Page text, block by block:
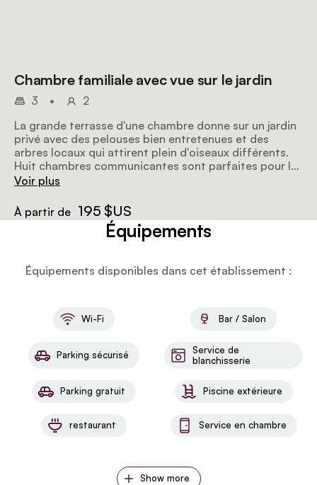
Chambre familiale avec vue sur le jardin
3 •
2
La grande terrasse d'une chambre donne sur un jardin
privé avec des pelouses bien entretenues et des
arbres locaux qui attirent plein d'oiseaux différents.
Huit chambres communicantes sont parfaites pour les
familles ou les groupes qui voyagent ensemble, ce qui
Voir plus
À partir de 195 $US
Équipements
Équipements disponibles dans cet établissement :
Wi-Fi Bar / Salon
Parking sécurisé
Service de
blanchisserie
Parking gratuit Piscine extérieure
restaurant Service en chambre
Show more